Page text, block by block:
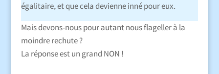
égalitaire, et que cela devienne inné pour eux.
Mais devons-nous pour autant nous flageller à la
moindre rechute ?
La réponse est un grand NON !